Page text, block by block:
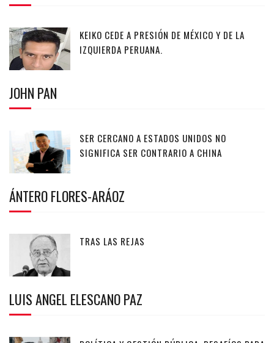
KEIKO CEDE A PRESIÓN DE MÉXICO Y DE LA
IZQUIERDA PERUANA.
JOHN PAN
SER CERCANO A ESTADOS UNIDOS NO
SIGNIFICA SER CONTRARIO A CHINA
ÁNTERO FLORES-ARÁOZ
TRAS LAS REJAS
LUIS ANGEL ELESCANO PAZ